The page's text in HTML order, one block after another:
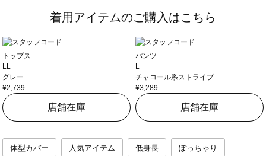
着用アイテムのご購入はこちら
トップス
LL
グレー
¥2,739
店舗在庫
パンツ
L
チャコール系ストライプ
¥3,289
店舗在庫
体型カバー 人気アイテム 低身長 ぽっちゃり